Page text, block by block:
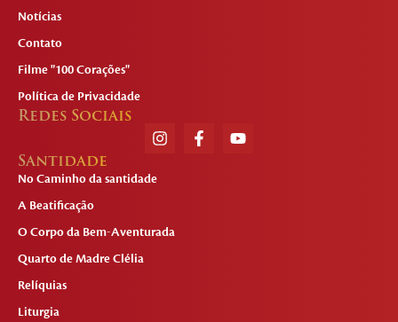
Notícias
Contato
Filme "100 Corações"
Política de Privacidade
Redes Sociais
Santidade
No Caminho da santidade
A Beatificação
O Corpo da Bem-Aventurada
Quarto de Madre Clélia
Relíquias
Liturgia